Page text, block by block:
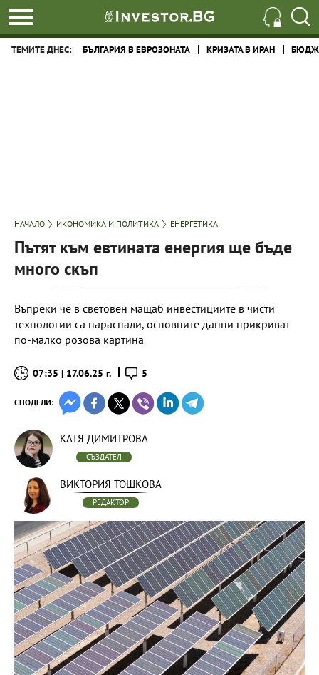
ТЕМИТЕ ДНЕС: БЪЛГАРИЯ В ЕВРОЗОНАТА КРИЗАТА В ИРАН
НАЧАЛО ИКОНОМИКА И ПОЛИТИКА ЕНЕРГЕТИКА
Пътят към евтината енергия ще бъде
много скъп
Въпреки че в световен мащаб инвестициите в чисти
технологии са нараснали, основните данни прикриват
по-малко розова картина
07:35 | 17.06.25 г. 5
СПОДЕЛИ:
КАТЯ ДИМИТРОВА
СЪЗДАТЕЛ
ВИКТОРИЯ ТОШКОВА
РЕДАКТОР